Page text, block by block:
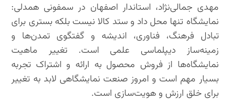
مهدی جمالی‌نژاد، استاندار اصفهان در سمفونی همدلی:
نمایشگاه تنها محل داد و ستد کالا نیست بلکه بستری برای
تبادل فرهنگ، فناوری، اندیشه و گفتگوی تمدن‌ها و
زمینه‌ساز دیپلماسی علمی است. تغییر ماهیت
نمایشگاه‌ها از فروش محصول به ارائه و اشتراک تجربه
بسیار مهم است و امروز صنعت نمایشگاهی لابد به تغییر
برای خلق ارزش و هویت‌سازی است.